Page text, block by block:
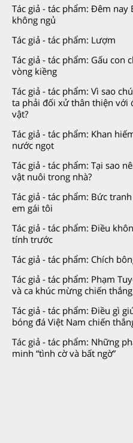
Tác giả - tác phẩm: Đêm nay
không ngủ
Tác giả - tác phẩm: Lượm
Tác giả - tác phẩm: Gấu con
vòng kiềng
Tác giả - tác phẩm: Vì sao
ta phải đối xử thân thiện với
vật?
Tác giả - tác phẩm: Khan
nước ngọt
Tác giả - tác phẩm: Tại sao
vật nuôi trong nhà?
Tác giả - tác phẩm: Bức
em gái tôi
Tác giả - tác phẩm: Điều
tính trước
Tác giả - tác phẩm: Chích
Tác giả - tác phẩm: Phạm
và ca khúc mừng chiến thắng
Tác giả - tác phẩm: Điều gì
bóng đá Việt Nam chiến
Tác giả - tác phẩm: Những
minh “tình cờ và bất ngờ”